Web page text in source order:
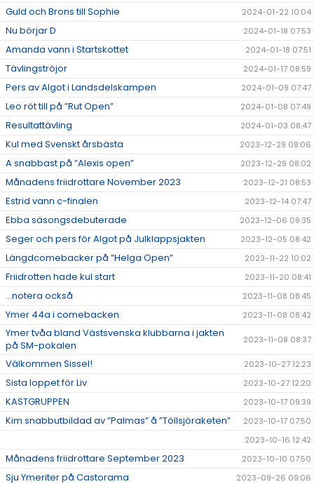
Guld och Brons till Sophie 2024-01-22 10:04
Nu börjar D 2024-01-18 07:53
Amanda vann i Startskottet 2024-01-18 07:51
Tävlingströjor 2024-01-17 08:59
Pers av Algot i Landsdelskampen 2024-01-09 07:47
Leo röt till på ”Rut Open” 2024-01-08 07:49
Resultattävling 2024-01-03 08:47
Kul med Svenskt årsbästa 2023-12-29 08:06
A snabbast på ”Alexis open” 2023-12-29 08:02
Månadens friidrottare November 2023 2023-12-21 08:53
Estrid vann c-finalen 2023-12-14 07:47
Ebba säsongsdebuterade 2023-12-06 09:35
Seger och pers för Algot på Julklappsjakten 2023-12-05 08:42
Längdcomebacker på ”Helga Open” 2023-11-22 10:02
Friidrotten hade kul start 2023-11-20 08:41
...notera också 2023-11-08 08:45
Ymer 44a i comebacken 2023-11-08 08:42
Ymer tvåa bland Västsvenska klubbarna i jakten
på SM-pokalen
2023-11-08 08:37
Välkommen Sissel! 2023-10-27 12:23
Sista loppet för Liv 2023-10-27 12:20
KASTGRUPPEN 2023-10-17 09:39
Kim snabbutbildad av ”Palmas” å ”Töllsjöraketen”
2023-10-17 07:50
2023-10-16 12:42
Månadens friidrottare September 2023 2023-10-10 07:50
Sju Ymeriter på Castorama 2023-09-26 09:06